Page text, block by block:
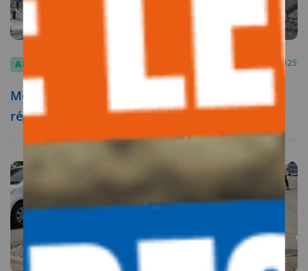
ARTICLES 25.04.2025
Médecins du Monde condamne les attaques
répétées contre la population civile en Ukraine